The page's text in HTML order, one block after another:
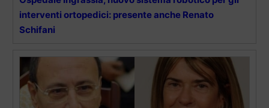
interventi ortopedici: presente anche Renato
Schifani